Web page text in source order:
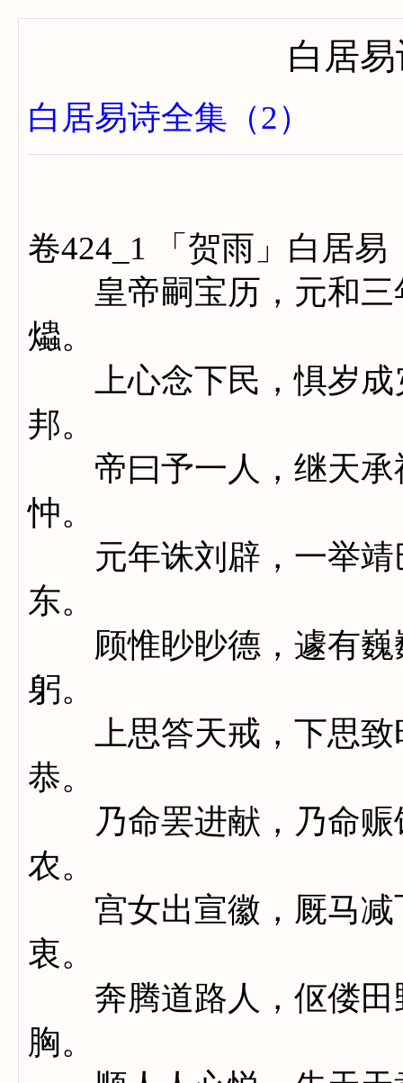
白居
白居易诗全集（2）
卷424_1 「贺雨」白居易
皇帝嗣宝历，元和三
爞。
上心念下民，惧岁成
邦。
帝曰予一人，继天承
忡。
元年诛刘辟，一举靖
东。
顾惟眇眇德，遽有巍
躬。
上思答天戒，下思致
恭。
乃命罢进献，乃命赈
农。
宫女出宣徽，厩马减
衷。
奔腾道路人，伛偻田
胸。